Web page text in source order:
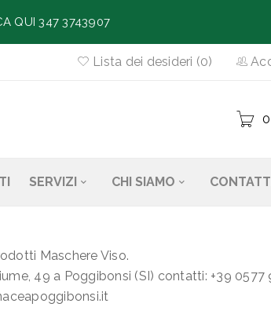
Lista dei desideri (0)
SERVIZI CHI SIAMO
Maschere Viso.
49 a Poggibonsi (SI) contatti: +39
QUI 347 3743907